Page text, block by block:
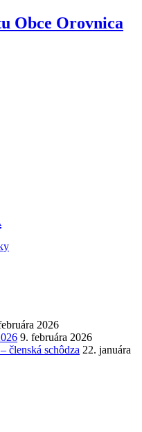
Obce Orovnica
size.
2026
9. februára 2026
členská schôdza 22. januára